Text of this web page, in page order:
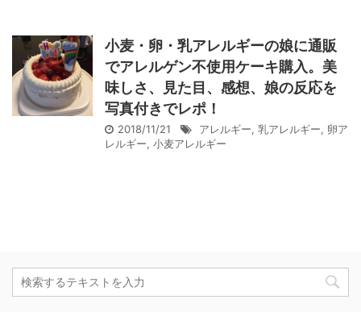
小麦・卵・乳アレルギーの娘に通販
でアレルゲン不使用ケーキ購入。美
味しさ、見た目、感想、娘の反応を
写真付きでレポ！
2018/11/21 アレルギー, 乳アレルギー, 卵ア
レルギー, 小麦アレルギー